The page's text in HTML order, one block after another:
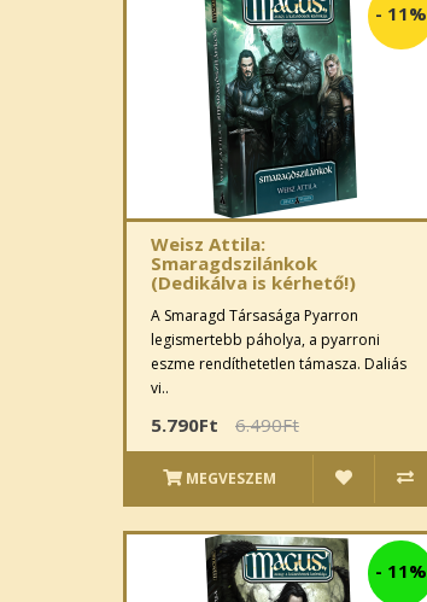
- 11%
Weisz Attila:
Smaragdszilánkok
(Dedikálva is kérhető!)
A Smaragd Társasága Pyarron
legismertebb páholya, a pyarroni
eszme rendíthetetlen támasza. Daliás
vi..
5.790Ft 6.490Ft
MEGVESZEM
- 11%